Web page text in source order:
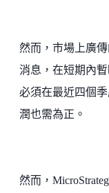
然而，市場上廣
消息，在短期內
必須在最近四個
潤也需為正。
然而，